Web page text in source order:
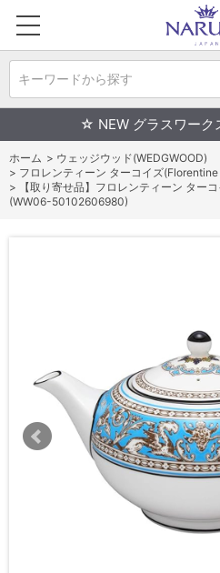
キーワードから探す
☆ NEW グラスワー
ホーム > ウェッジウッド(WEDGWOOD)
> フロレンティーン ターコイズ
>
【取り寄せ品】フロレンティーン ター
(WW06-50102606980)